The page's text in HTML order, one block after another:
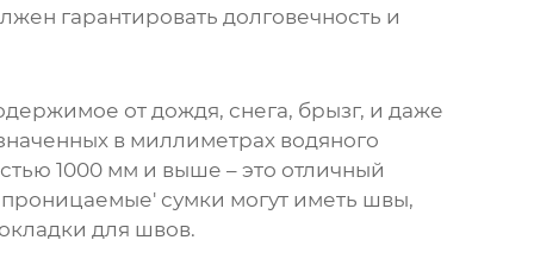
гарантировать долговечность и
от дождя, снега, брызг, и даже
в миллиметрах водяного
1000 мм и выше – это отличный
сумки могут иметь швы,
для швов.